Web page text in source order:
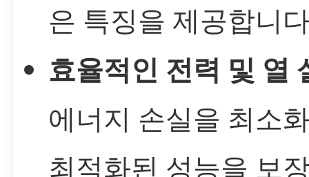
은 특징을 제공합니
효율적인 전력 및 열
에너지 손실을 최소
최적화된 성능을 보